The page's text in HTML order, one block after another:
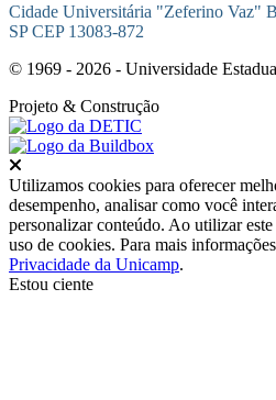
Cidade Universitária "Zeferino Vaz"
SP CEP 13083-872
© 1969 - 2026 - Universidade
Projeto & Construção
Utilizamos cookies para oferecer
desempenho, analisar como você
personalizar conteúdo. Ao utilizar
uso de cookies. Para mais
Privacidade da Unicamp.
Estou ciente